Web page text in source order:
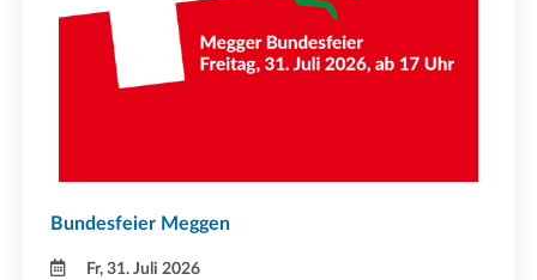
Bundesfeier Meggen
Fr, 31. Juli 2026